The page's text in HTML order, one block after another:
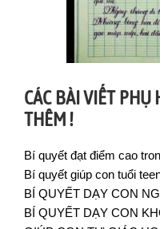
CÁC BÀI VIẾT
THÊM !
Bí quyết đạt điểm cao
Bí quyết giúp con tuổi
BÍ QUYẾT DẠY CON
BÍ QUYẾT DẠY CON